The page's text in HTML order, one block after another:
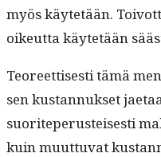
myös käytetään.
oikeut­ta käytetään
Teo­reet­tis­es­ti tämä
sen kus­tan­nuk­set
suorite­pe­rusteis­es­ti
kuin muut­tuvat